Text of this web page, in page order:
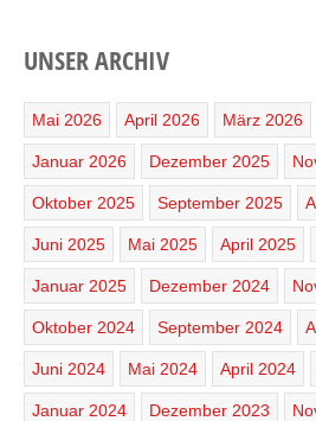
UNSER ARCHIV
Mai 2026 April 2026 März 2026
Januar 2026 Dezember 2025
Oktober 2025 September 2025
Juni 2025 Mai 2025 April 2025
Januar 2025 Dezember 2024
Oktober 2024 September 2024
Juni 2024 Mai 2024 April 2024
Januar 2024 Dezember 2023